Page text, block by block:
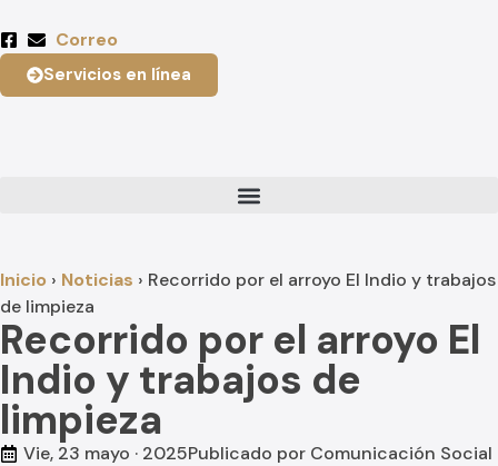
Correo
Servicios en línea
Inicio › Noticias › Recorrido por el arroyo El Indio y trabajos
de limpieza
Recorrido por el arroyo El
Indio y trabajos de
limpieza
Vie, 23 mayo · 2025Publicado por Comunicación Social